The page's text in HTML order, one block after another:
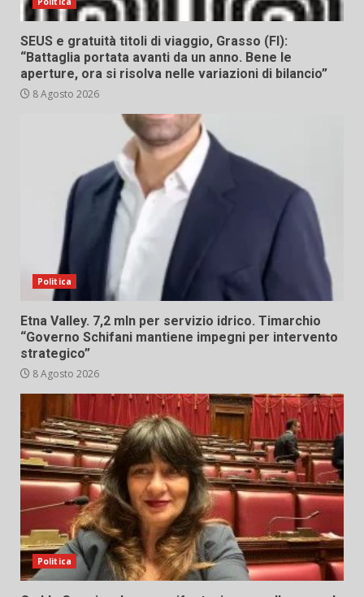
SEUS e gratuità titoli di viaggio, Grasso (FI):
“Battaglia portata avanti da un anno. Bene le
aperture, ora si risolva nelle variazioni di bilancio”
8 Agosto 2026
Politica
Etna Valley. 7,2 mln per servizio idrico. Timarchio
“Governo Schifani mantiene impegni per intervento
strategico”
8 Agosto 2026
Politica